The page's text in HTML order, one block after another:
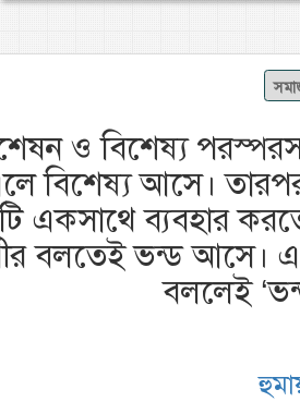
ও বিশেষ্য
বিশেষ্য আসে।
একসাথে ব্যবহার
বলতেই ভন্ড আসে।
বললেই